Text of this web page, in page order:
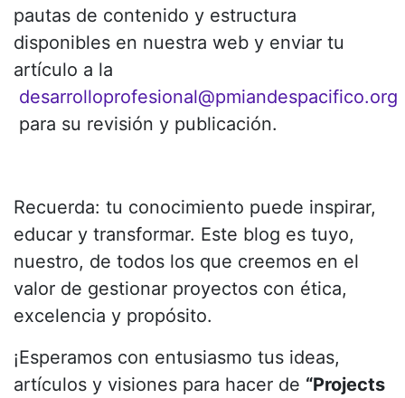
pautas de contenido y estructura
disponibles en nuestra web y enviar tu
artículo a la
desarrolloprofesional@pmiandespacifico.org
para su revisión y publicación.
Recuerda: tu conocimiento puede inspirar,
educar y transformar. Este blog es tuyo,
nuestro, de todos los que creemos en el
valor de gestionar proyectos con ética,
excelencia y propósito.
¡Esperamos con entusiasmo tus ideas,
artículos y visiones para hacer de “Projects